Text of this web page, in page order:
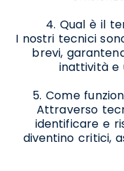
4. Qual è il
I nostri tecnici
brevi,
inattività e
5. Come
Attraverso
identificare e
diventino critici,